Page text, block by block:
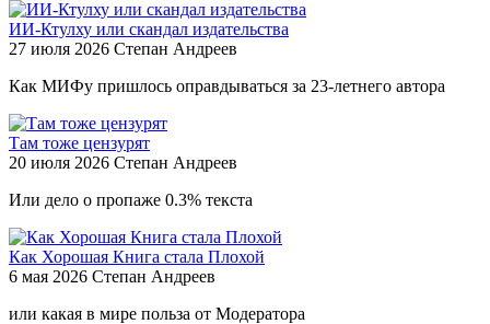
ИИ-Ктулху или скандал издательства
27 июля 2026 Степан Андреев
Как МИФу пришлось оправдываться за 23-летнего автора
Там тоже цензурят
20 июля 2026 Степан Андреев
Или дело о пропаже 0.3% текста
Как Хорошая Книга стала Плохой
6 мая 2026 Степан Андреев
или какая в мире польза от Модератора